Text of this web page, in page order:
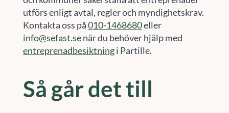
utförs enligt avtal, regler och myndighetskrav.
Kontakta oss på010-1468680eller
info@sefast.senär du behöver hjälp med
entreprenadbesiktningi Partille.
Så går det till